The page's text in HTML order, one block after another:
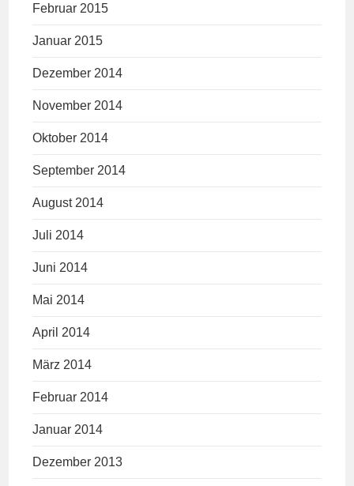
Februar 2015
Januar 2015
Dezember 2014
November 2014
Oktober 2014
September 2014
August 2014
Juli 2014
Juni 2014
Mai 2014
April 2014
März 2014
Februar 2014
Januar 2014
Dezember 2013